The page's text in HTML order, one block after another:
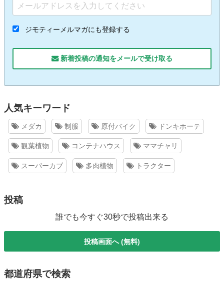
ジモティーメルマガにも登録する
新着投稿の通知をメールで受け取る
人気キーワード
メダカ 制服 原付バイク ドンキホーテ
観葉植物 コンテナハウス ママチャリ
スーパーカブ 多肉植物 トラクター
投稿
誰でも今すぐ30秒で投稿出来る
投稿画面へ (無料)
都道府県で検索